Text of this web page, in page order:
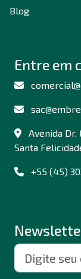
Blog
Entre em
Avenida Dr.
Santa
+55 (45)